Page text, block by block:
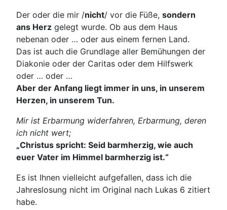
Der oder die mir /nicht/ vor die Füße, sondern
ans Herz gelegt wurde. Ob aus dem Haus
nebenan oder … oder aus einem fernen Land.
Das ist auch die Grundlage aller Bemühungen der
Diakonie oder der Caritas oder dem Hilfswerk
oder … oder …
Aber der Anfang liegt immer in uns, in unserem
Herzen, in unserem Tun.
Mir ist Erbarmung widerfahren, Erbarmung, deren
ich nicht wert;
„Christus spricht: Seid barmherzig, wie auch
euer Vater im Himmel barmherzig ist.“
Es ist Ihnen vielleicht aufgefallen, dass ich die
Jahreslosung nicht im Original nach Lukas 6 zitiert
habe.